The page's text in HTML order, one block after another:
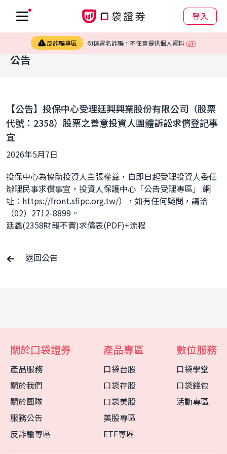
登入
反詐騙專區 勿信冒名詐騙，不任意提供個人資料 (詳)
公告
【公告】投保中心受理廷興興業股份有限公司（股票
代號：2358）股票之善意投資人團體訴訟求償登記事
宜
2026年5月7日
投保中心為協助投資人主張權益，自即日起受理投資人委任
辦理民事求償事宜，投資人保護中心「公告受理專區」 網
址：https://front.sfipc.org.tw/），如有任何疑問，請洽
（02）2712-8899。
廷鑫(2358財報不實)求償表(PDF)+流程
返回公告
關於口袋證券
產品服務
關於我們
關於團隊
服務公告
反詐騙專區
產品專區
口袋台股
口袋存股
口袋美股
美股專區
ETF專區
數位服務
口袋學堂
口袋錢包
活動專區